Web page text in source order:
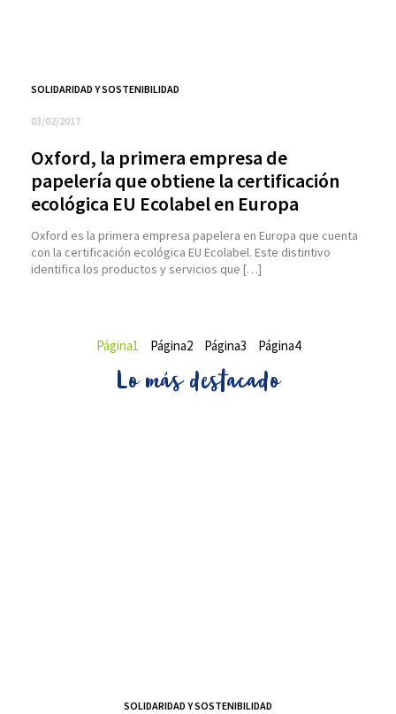
SOLIDARIDAD Y SOSTENIBILIDAD
03/02/2017
Oxford, la primera empresa de
papelería que obtiene la certificación
ecológica EU Ecolabel en Europa
Oxford es la primera empresa papelera en Europa que cuenta
con la certificación ecológica EU Ecolabel. Este distintivo
identifica los productos y servicios que […]
Página1 Página2 Página3 Página4
Lo más destacado
SOLIDARIDAD Y SOSTENIBILIDAD